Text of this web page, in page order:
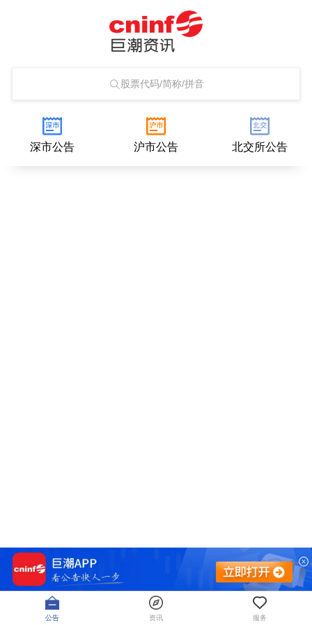
股票代码/简称/拼音
深市公告 沪市公告 北交所公告
公告 资讯 服务